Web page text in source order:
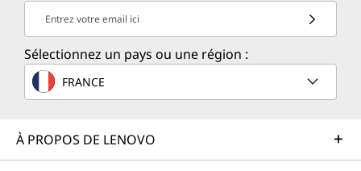
Entrez votre email ici
Sélectionnez un pays ou une région :
FRANCE
À PROPOS DE LENOVO